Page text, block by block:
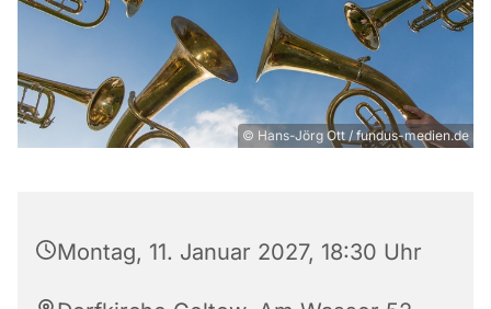
© Hans-Jörg Ott / fundus-medien.de
Montag, 11. Januar 2027, 18:30 Uhr